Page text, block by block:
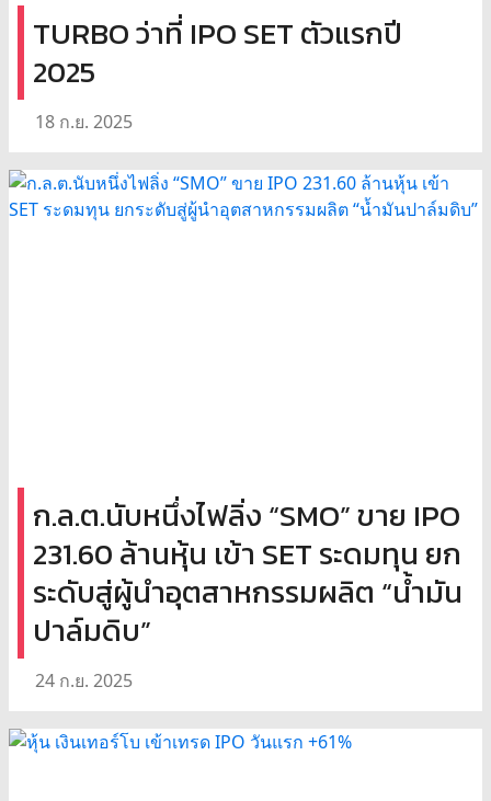
TURBO ว่าที่ IPO SET ตัวแรกปี
2025
18 ก.ย. 2025
ก.ล.ต.นับหนึ่งไฟลิ่ง “SMO” ขาย IPO
231.60 ล้านหุ้น เข้า SET ระดมทุน ยก
ระดับสู่ผู้นำอุตสาหกรรมผลิต “น้ำมัน
ปาล์มดิบ”
24 ก.ย. 2025